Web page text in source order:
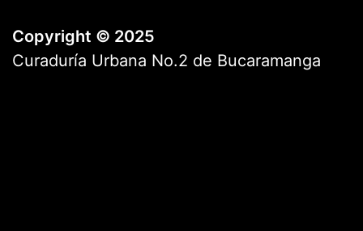
Copyright © 2025
Curaduría Urbana No.2 de Bucaramanga